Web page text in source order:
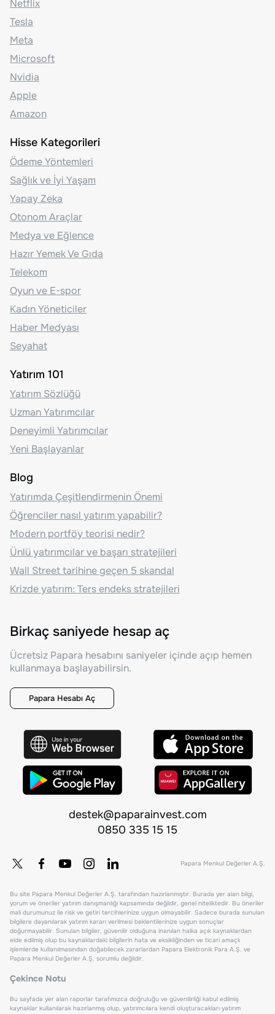
Netflix
Tesla
Meta
Microsoft
Nvidia
Apple
Amazon
Hisse Kategorileri
Ödeme Yöntemleri
Sağlık ve İyi Yaşam
Yapay Zeka
Otonom Araçlar
Medya ve Eğlence
Hazır Yemek Ve Gıda
Telekom
Oyun ve E-spor
Kadın Yöneticiler
Haber Medyası
Seyahat
Yatırım 101
Yatırım Sözlüğü
Uzman Yatırımcılar
Deneyimli Yatırımcılar
Yeni Başlayanlar
Blog
Yatırımda Çeşitlendirmenin Önemi
Öğrenciler nasıl yatırım yapabilir?
Modern portföy teorisi nedir?
Ünlü yatırımcılar ve başarı stratejileri
Wall Street tarihine geçen 5 skandal
Krizde yatırım: Ters endeks stratejileri
Birkaç saniyede hesap aç
Ücretsiz Papara hesabını saniyeler içinde açıp hemen
kullanmaya başlayabilirsin.
Papara Hesabı Aç
destek@paparainvest.com
0850 335 15 15
Papara Menkul Değerler A.Ş.
Bu site Papara Menkul Değerler A.Ş. tarafından hazırlanmıştır. Burada yer alan bilgi,
yorum ve öneriler yatırım danışmanlığı kapsamında değildir, genel niteliktedir. Bu öneriler
mali durumunuz ile risk ve getiri tercihlerinize uygun olmayabilir. Sadece burada sunulan
bilgilere dayanılarak yatırım kararı verilmesi beklentilerinize uygun sonuçlar
doğurmayabilir. Sunulan bilgiler, güvenilir olduğuna inanılan halka açık kaynaklardan
elde edilmiş olup bu kaynaklardaki bilgilerin hata ve eksikliğinden ve ticari amaçlı
işlemlerde kullanılmasından doğabilecek zararlardan Papara Elektronik Para A.Ş. ve
Papara Menkul Değerler A.Ş. sorumlu değildir.
Çekince Notu
Bu sayfada yer alan raporlar tarafımızca doğruluğu ve güvenilirliği kabul edilmiş
kaynaklar kullanılarak hazırlanmış olup, yatırımcılara kendi oluşturacakları yatırım